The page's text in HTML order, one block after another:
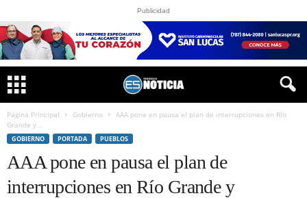
Publicidad
Página Principal Gobierno
AAA pone en pausa el plan de interrupciones en Río
Grande y...
GOBIERNO PORTADA PUEBLOS
AAA pone en pausa el plan de
interrupciones en Río Grande y